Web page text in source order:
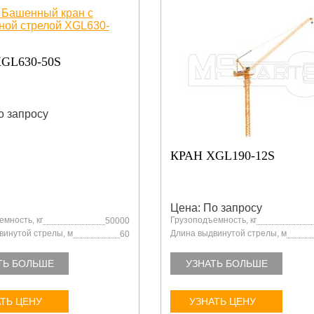
50S
запросу
кг
50000
стрелы, м
60
БОЛЬШЕ
ЦЕНУ
КРАН XGL190-12S
Цена: По запросу
Грузоподъемность, кг
Длина выдвинутой стрелы, м
УЗНАТЬ БОЛЬШЕ
УЗНАТЬ ЦЕНУ